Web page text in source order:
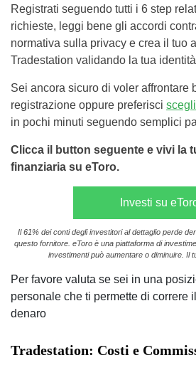
Registrati seguendo tutti i 6 step
richieste, leggi bene gli accordi
normativa sulla privacy e crea il tuo
Tradestation validando la tua
Sei ancora sicuro di voler affrontare
registrazione oppure preferisci
in pochi minuti seguendo semplici
Clicca il button seguente e vivi la
finanziaria su eToro.
Investi su
Il 61% dei conti degli investitori al dettaglio perde
questo fornitore. eToro è una piattaforma di
investimenti può aumentare o diminuire. Il
Per favore valuta se sei in una
personale che ti permette di correre
denaro
Tradestation: Costi e